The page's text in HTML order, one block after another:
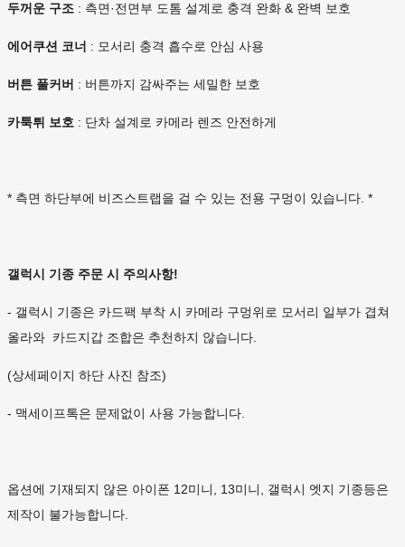
두꺼운 구조 : 측면·전면부 도톰 설계로 충격 완화 & 완벽 보호
에어쿠션 코너 : 모서리 충격 흡수로 안심 사용
버튼 풀커버 : 버튼까지 감싸주는 세밀한 보호
카툭튀 보호 : 단차 설계로 카메라 렌즈 안전하게
* 측면 하단부에 비즈스트랩을 걸 수 있는 전용 구멍이 있습니다. *
갤럭시 기종 주문 시 주의사항!
- 갤럭시 기종은 카드팩 부착 시 카메라 구멍위로 모서리 일부가 겹쳐
올라와 카드지갑 조합은 추천하지 않습니다.
(상세페이지 하단 사진 참조)
- 맥세이프톡은 문제없이 사용 가능합니다.
옵션에 기재되지 않은 아이폰 12미니, 13미니, 갤럭시 엣지 기종등은
제작이 불가능합니다.